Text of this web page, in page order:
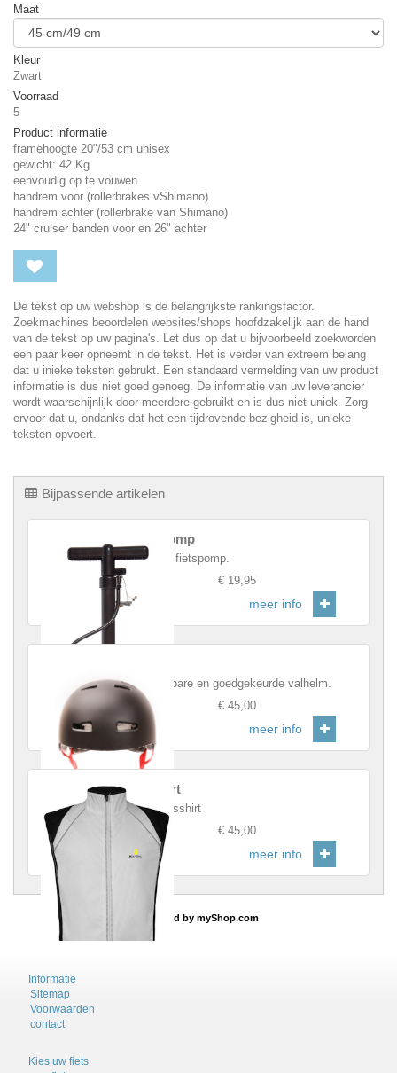
Maat
Kleur
Zwart
Voorraad
5
Product informatie
framehoogte 20"/53 cm unisex
gewicht: 42 Kg.
eenvoudig op te vouwen
handrem voor (rollerbrakes vShimano)
handrem achter (rollerbrake van Shimano)
24" cruiser banden voor en 26" achter
De tekst op uw webshop is de belangrijkste rankingsfactor.
Zoekmachines beoordelen websites/shops hoofdzakelijk aan de hand
van de tekst op uw pagina's. Let dus op dat u bijvoorbeeld zoekworden
een paar keer opneemt in de tekst. Het is verder van extreem belang
dat u inieke teksten gebrukt. Een standaard vermelding van uw product
informatie is dus niet goed genoeg. De informatie van uw leverancier
wordt waarschijnlijk door meerdere gebruikt en is dus niet uniek. Zorg
ervoor dat u, ondanks dat het een tijdrovende bezigheid is, unieke
teksten opvoert.
Bijpassende artikelen
Fietspomp
Robuste fietspomp.
€ 19,95
meer info
Betrouwbare en goedgekeurde valhelm.
Prijs
€ 45,00
meer info
Fietshirt
Grijs fietsshirt
Prijs: € 45,00
meer info
powered by myShop.com
Informatie
Sitemap
Voorwaarden
contact
Kies uw fiets